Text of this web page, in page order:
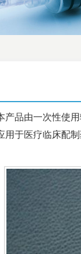
产品由一次性使
用于医疗临床配